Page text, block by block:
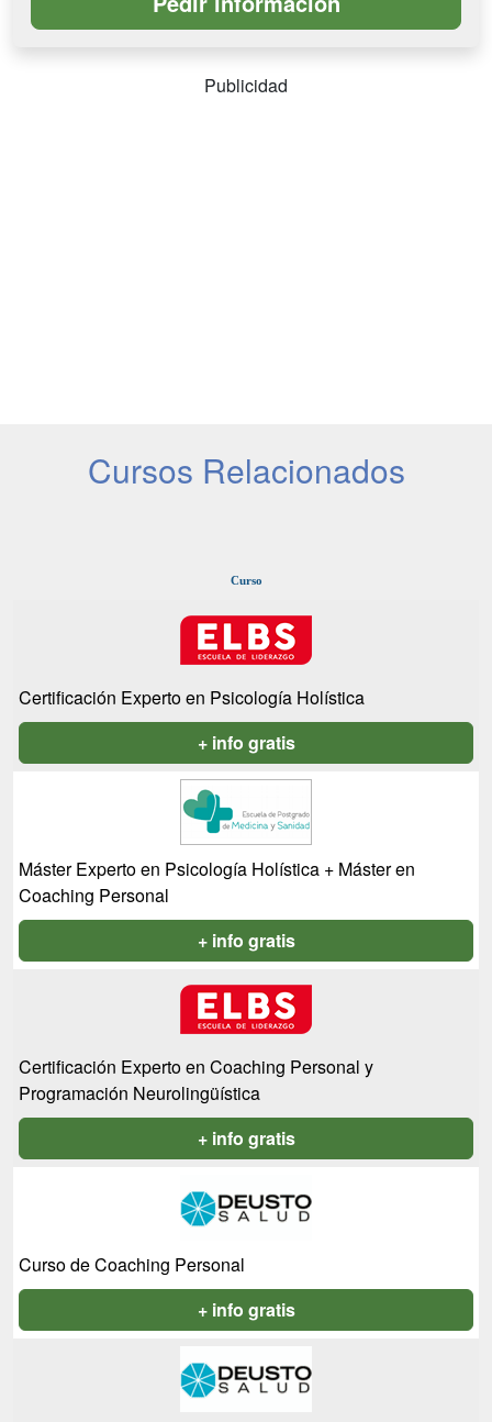
Publicidad
Cursos Relacionados
Curso
Certificación Experto en Psicología Holística
+ info gratis
Máster Experto en Psicología Holística + Máster en
Coaching Personal
+ info gratis
Certificación Experto en Coaching Personal y
Programación Neurolingüística
+ info gratis
Curso de Coaching Personal
+ info gratis